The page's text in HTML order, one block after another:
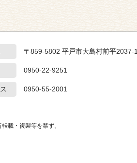
〒859-5802 平戸市大島村前平2037-1
0950-22-9251
0950-55-2001
載・複製等を禁ず。